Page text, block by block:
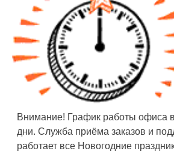
Внимание! График работы офиса
дни. Служба приёма заказов и
работает все Новогодние